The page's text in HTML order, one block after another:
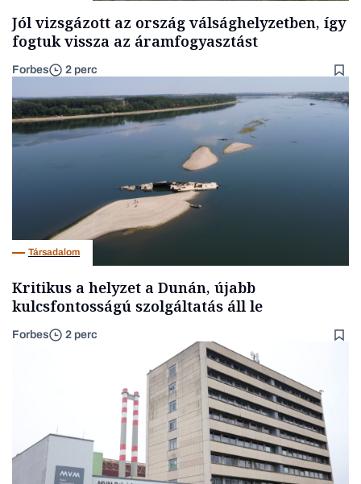
Jól vizsgázott az ország válsághelyzetben, így
fogtuk vissza az áramfogyasztást
Forbes 2 perc
Társadalom
Kritikus a helyzet a Dunán, újabb
kulcsfontosságú szolgáltatás áll le
Forbes 2 perc